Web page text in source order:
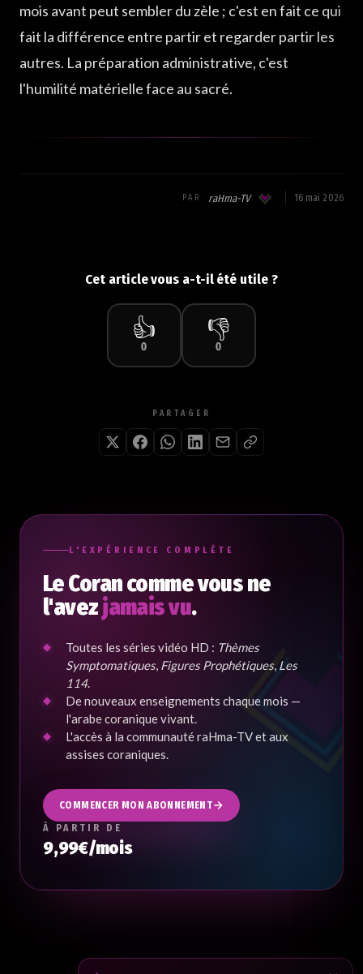
mois avant peut sembler du zèle ; c'est en fait ce qui
fait la différence entre partir et regarder partir les
autres. La préparation administrative, c'est
l'humilité matérielle face au sacré.
PAR raHma-TV 16 mai 2026
Cet article vous a-t-il été utile ?
👍
0
👎
0
PARTAGER
L'EXPÉRIENCE COMPLÈTE
Le Coran comme vous ne
l'avezjamais vu.
Toutes les séries vidéo HD : Thèmes
Symptomatiques, Figures Prophétiques, Les
114.
De nouveaux enseignements chaque mois —
l'arabe coranique vivant.
L'accès à la communauté raHma-TV et aux
assises coraniques.
COMMENCER MON ABONNEMENT
À PARTIR DE
9,99€/mois